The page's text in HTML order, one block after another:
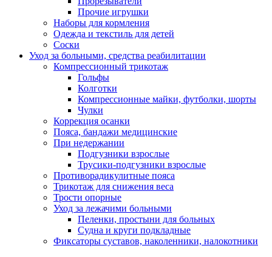
Прочие игрушки
Наборы для кормления
Одежда и текстиль для детей
Соски
Уход за больными, средства реабилитации
Компрессионный трикотаж
Гольфы
Колготки
Компрессионные майки, футболки, шорты
Чулки
Коррекция осанки
Пояса, бандажи медицинские
При недержании
Подгузники взрослые
Трусики-подгузники взрослые
Противорадикулитные пояса
Трикотаж для снижения веса
Трости опорные
Уход за лежачими больными
Пеленки, простыни для больных
Судна и круги подкладные
Фиксаторы суставов, наколенники, налокотники